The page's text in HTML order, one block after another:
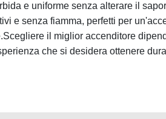
e uniforme senza alterare il
e senza fiamma, perfetti per
il miglior accenditore
che si desidera ottenere